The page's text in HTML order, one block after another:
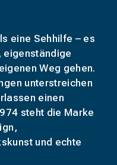
eine Sehhilfe – es
eigenständige
Weg gehen.
unterstreichen
einen
steht die Marke
und echte